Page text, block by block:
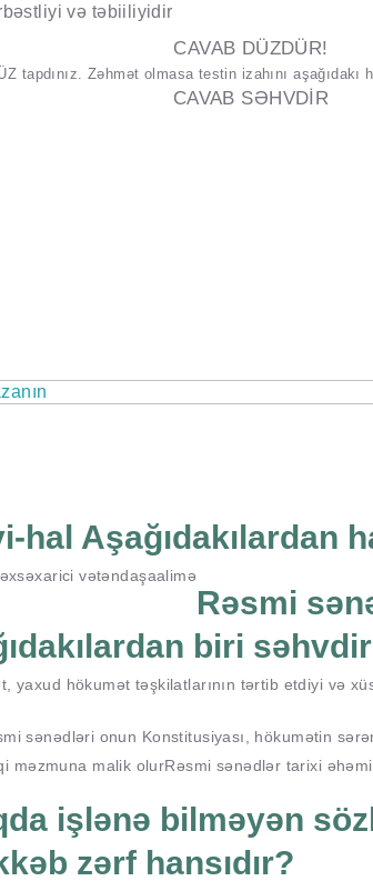
və təbiiliyidir
CAVAB DÜZDÜR!
tapdınız. Zəhmət olmasa testin izahını
CAVAB SƏHVDİR
hal Aşağıdakılardan
xarici vətəndaşaalimə
Rəsmi
biri
yaxud hökumət təşkilatlarının tərtib etdiyi və
sənədləri onun Konstitusiyası, hökumətin
məzmuna malik olurRəsmi sənədlər tarixi
işlənə bilməyən
zərf hansıdır?